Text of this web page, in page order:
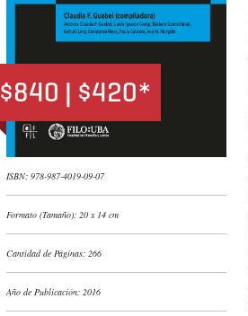
$840 | $420*
ISBN: 978-987-4019-09-07
Formato (Tamaño): 20 x 14 cm
Cantidad de Páginas: 266
Año de Publicación: 2016